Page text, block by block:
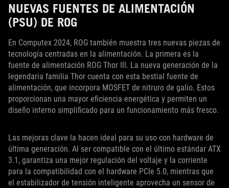
NUEVAS FUENTES DE ALIMENTACIÓN
(PSU) DE ROG
En Computex 2024, ROG también muestra tres nuevas piezas de
tecnología centradas en la alimentación. La primera es la
fuente de alimentación ROG Thor III. La nueva generación de la
legendaria familia Thor cuenta con esta bestial fuente de
alimentación, que incorpora MOSFET de nitruro de galio. Estos
proporcionan una mayor eficiencia energética y permiten un
diseño interno simplificado para un funcionamiento más fresco.
Las mejoras clave la hacen ideal para su uso con hardware de
última generación. Al ser compatible con el último estándar ATX
3.1, garantiza una mejor regulación del voltaje y la corriente
para la compatibilidad con el hardware PCIe 5.0, mientras que
el estabilizador de tensión inteligente aprovecha un sensor de